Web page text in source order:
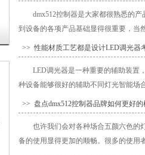
dmx512控制器是大家都很熟悉的
到设备的各项产品基础显得很重要，当
>> 性能材质工艺都是设计LED调光器
LED调光器是一种重要的辅助装置
种设备能够很好的辅助不同灯光智能场
>> 盘点dmx512控制器品牌如何更好的
也许我们会对各种场合五颜六色的
备的使用显得更加的顺畅。很多的使用